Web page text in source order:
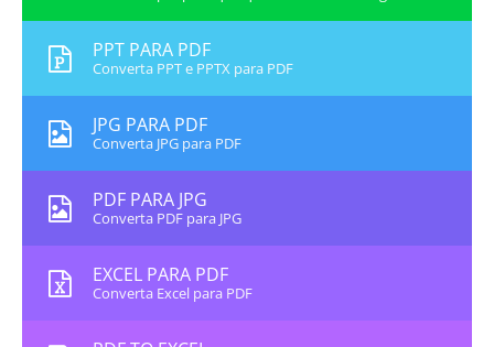
PPT PARA PDF
Converta PPT e PPTX para PDF
JPG PARA PDF
Converta JPG para PDF
PDF PARA JPG
Converta PDF para JPG
EXCEL PARA PDF
Converta Excel para PDF